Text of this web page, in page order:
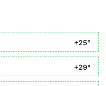
+25°
+29°